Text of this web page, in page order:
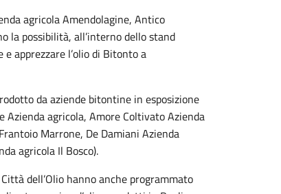
agricola Amendolagine, Antico
la possibilità, all’interno dello stand
apprezzare l’olio di Bitonto a
da aziende bitontine in esposizione
Azienda agricola, Amore Coltivato Azienda
Marrone, De Damiani Azienda
agricola Il Bosco).
dell’Olio hanno anche programmato